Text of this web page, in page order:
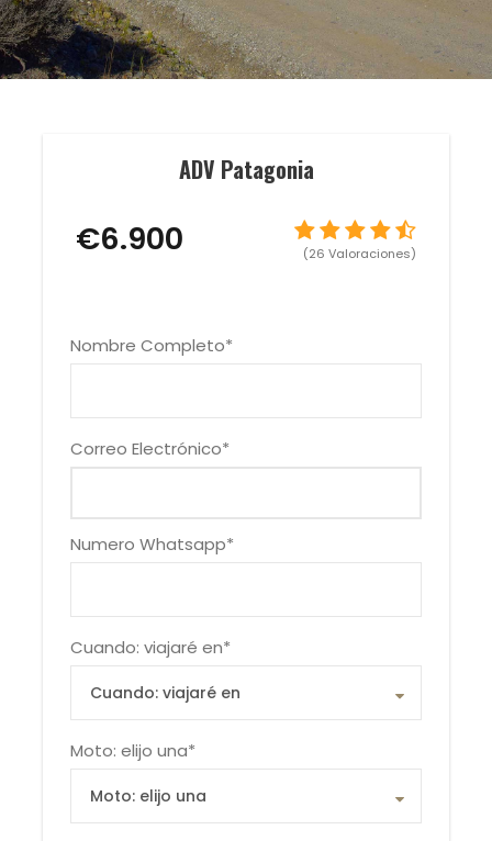
ADV Patagonia
€6.900 (26 Valoraciones)
Nombre Completo*
Correo Electrónico*
Numero Whatsapp*
Cuando: viajaré en*
Moto: elijo una*